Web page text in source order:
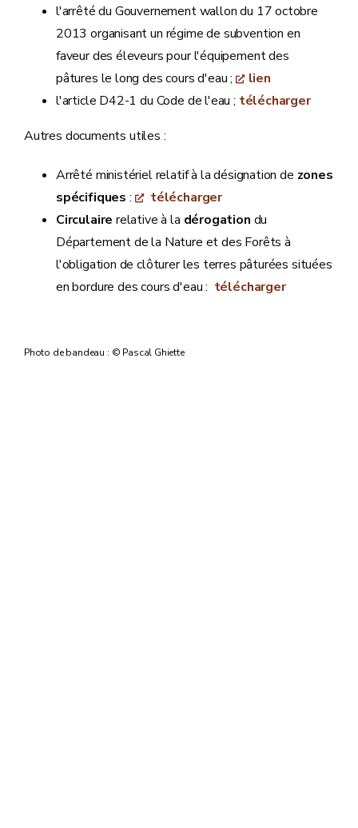
l'arrêté du Gouvernement wallon du 17 octobre
2013 organisant un régime de subvention en
faveur des éleveurs pour l'équipement des
pâtures le long des cours d'eau ;
lien
l'article D42-1 du Code de l'eau ; télécharger
Autres documents utiles :
Arrêté ministériel relatif à la désignation de zones
spécifiques :
télécharger
Circulairerelative à la dérogation du
Département de la Nature et des Forêts à
l'obligation de clôturer les terres pâturées situées
en bordure des cours d'eau : télécharger
Photo de bandeau : © Pascal Ghiette